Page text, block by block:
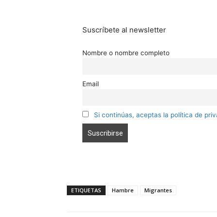
Suscríbete al newsletter
Nombre o nombre completo
Email
Si continúas, aceptas la política de
ETIQUETAS Hambre Migrantes